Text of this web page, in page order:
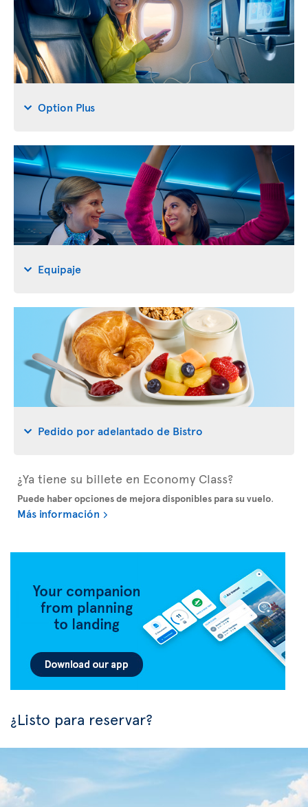
Option Plus
Equipaje
Pedido por adelantado de Bistro
¿Ya tiene su billete en Economy Class?
Puede haber opciones de mejora disponibles para su vuelo.
Más información
¿Listo para reservar?